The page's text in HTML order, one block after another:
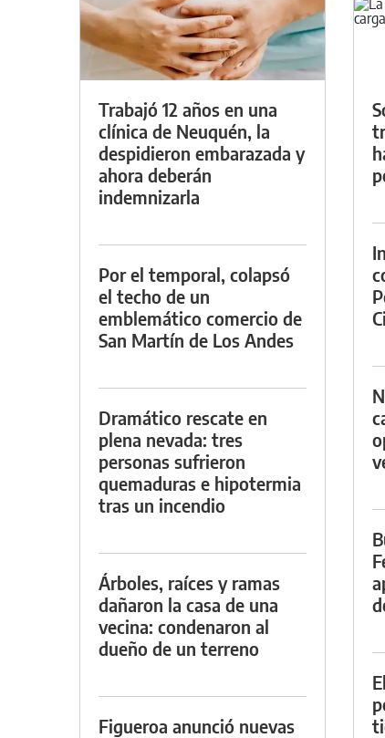
Trabajó 12 años en una
clínica de Neuquén, la
despidieron embarazada y
ahora deberán
indemnizarla
Por el temporal, colapsó
el techo de un
emblemático comercio de
San Martín de Los Andes
Dramático rescate en
plena nevada: tres
personas sufrieron
quemaduras e hipotermia
tras un incendio
Árboles, raíces y ramas
dañaron la casa de una
vecina: condenaron al
dueño de un terreno
Figueroa anunció nuevas